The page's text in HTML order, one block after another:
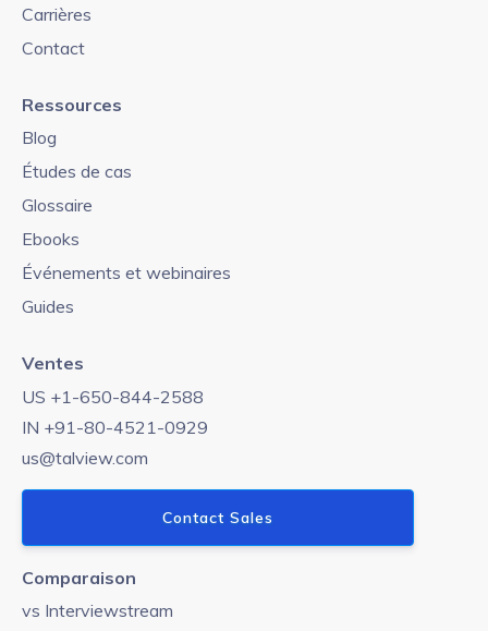
Carrières
Contact
Ressources
Blog
Études de cas
Glossaire
Ebooks
Événements et webinaires
Guides
Ventes
US +1-650-844-2588
IN +91-80-4521-0929
us@talview.com
Contact Sales
Comparaison
vs Interviewstream